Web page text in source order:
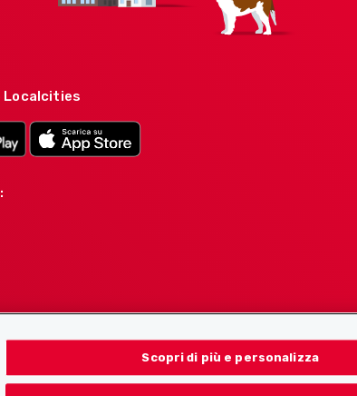
Localcities
Scopri di più e personalizza